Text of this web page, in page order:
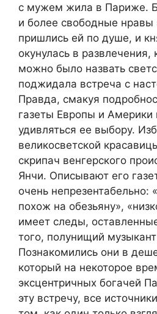
с мужем жила в Париже.
и более свободные нравы
пришлись ей по душе, и
окунулась в развлечения,
можно было назвать
поджидала встреча с
Правда, смакуя
газеты Европы и Америки
удивляться ее выбору.
великосветской
скрипач венгерского
Янчи. Описывают его
очень непрезентабельно:
похож на обезьяну»,
имеет следы,
того, полунищий
Познакомились они в
который на некоторое
эксцентричных богачей
эту встречу, все